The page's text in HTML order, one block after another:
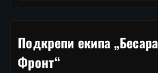
Подкрепи екипа
Фронт“